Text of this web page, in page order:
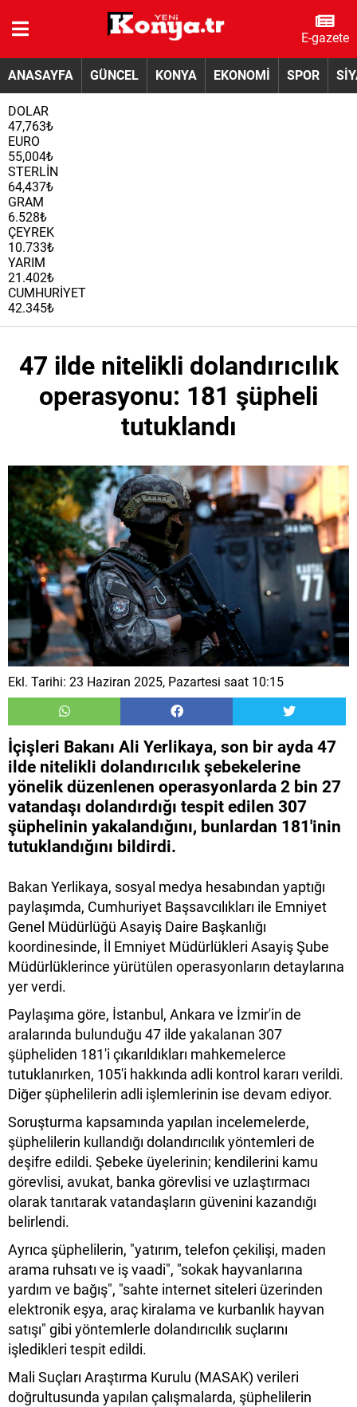
E-gazete
ANASAYFA GÜNCEL KONYA EKONOMİ SPOR
DOLAR
47,763₺
EURO
55,004₺
STERLİN
64,437₺
GRAM
6.528₺
ÇEYREK
10.733₺
YARIM
21.402₺
CUMHURİYET
42.345₺
47 ilde nitelikli dolandırıcılık
operasyonu: 181 şüpheli
tutuklandı
Ekl. Tarihi: 23 Haziran 2025, Pazartesi saat 10:15
İçişleri Bakanı Ali Yerlikaya, son bir ayda 47
ilde nitelikli dolandırıcılık şebekelerine
yönelik düzenlenen operasyonlarda 2 bin 27
vatandaşı dolandırdığı tespit edilen 307
şüphelinin yakalandığını, bunlardan 181'inin
tutuklandığını bildirdi.
Bakan Yerlikaya, sosyal medya hesabından yaptığı
paylaşımda, Cumhuriyet Başsavcılıkları ile Emniyet
Genel Müdürlüğü Asayiş Daire Başkanlığı
koordinesinde, İl Emniyet Müdürlükleri Asayiş Şube
Müdürlüklerince yürütülen operasyonların detaylarına
yer verdi.
Paylaşıma göre, İstanbul, Ankara ve İzmir'in de
aralarında bulunduğu 47 ilde yakalanan 307
şüpheliden 181'i çıkarıldıkları mahkemelerce
tutuklanırken, 105'i hakkında adli kontrol kararı verildi.
Diğer şüphelilerin adli işlemlerinin ise devam ediyor.
Soruşturma kapsamında yapılan incelemelerde,
şüphelilerin kullandığı dolandırıcılık yöntemleri de
deşifre edildi. Şebeke üyelerinin; kendilerini kamu
görevlisi, avukat, banka görevlisi ve uzlaştırmacı
olarak tanıtarak vatandaşların güvenini kazandığı
belirlendi.
Ayrıca şüphelilerin, "yatırım, telefon çekilişi, maden
arama ruhsatı ve iş vaadi", "sokak hayvanlarına
yardım ve bağış", "sahte internet siteleri üzerinden
elektronik eşya, araç kiralama ve kurbanlık hayvan
satışı" gibi yöntemlerle dolandırıcılık suçlarını
işledikleri tespit edildi.
Mali Suçları Araştırma Kurulu (MASAK) verileri
doğrultusunda yapılan çalışmalarda, şüphelilerin